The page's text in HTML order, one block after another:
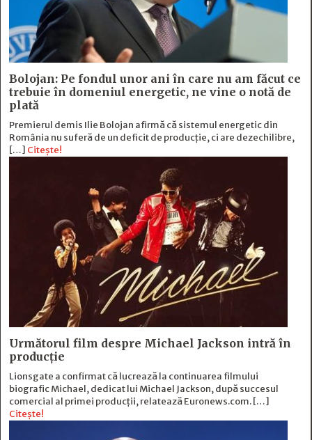
Bolojan: Pe fondul unor ani în care nu am făcut ce
trebuie în domeniul energetic, ne vine o notă de
plată
Premierul demis Ilie Bolojan afirmă că sistemul energetic din
România nu suferă de un deficit de producţie, ci are dezechilibre,
[…] Citește!
Următorul film despre Michael Jackson intră în
producție
Lionsgate a confirmat că lucrează la continuarea filmului
biografic Michael, dedicat lui Michael Jackson, după succesul
comercial al primei producții, relatează Euronews.com. […]
Citește!